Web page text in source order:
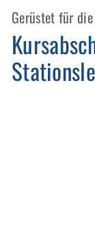
des
25-
26
Gerüstet für